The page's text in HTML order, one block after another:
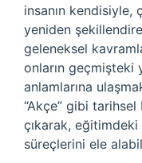
insanın
yeniden
geleneksel
onların geçmişteki
anlamlarına
“Akçe” gibi
çıkarak,
süreçlerini ele